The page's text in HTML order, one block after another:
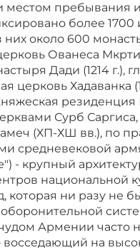
пребывания
более 1700
них около 600
Ованеса
Дади (1214 г.),
церковь Хадаванка
Сурб
(ХП-ХШ вв.), по
средневековой
- крупный
национальной
которая ни разу не
Армении часто
восседающий на